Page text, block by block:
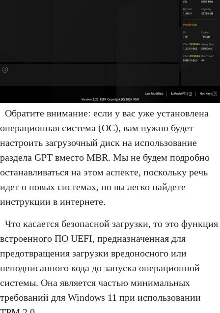
Обратите внимание: если у вас уже установлена
операционная система (ОС), вам нужно будет
настроить загрузочный диск на использование
раздела GPT вместо MBR. Мы не будем подробно
останавливаться на этом аспекте, поскольку речь
идет о новых системах, но вы легко найдете
инструкции в интернете.
Что касается безопасной загрузки, то это функция
встроенного ПО UEFI, предназначенная для
предотвращения загрузки вредоносного или
неподписанного кода до запуска операционной
системы. Она является частью минимальных
требований для Windows 11 при использовании